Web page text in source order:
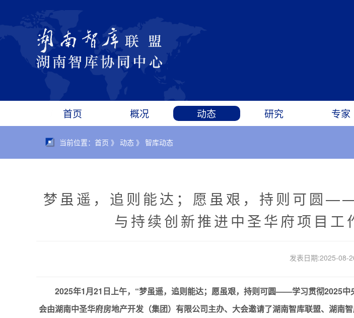
首页 概况 动态 研究 专家
当前位置：首页 》 动态 》 智库动态
梦虽遥，追则能达；愿虽艰，持则可圆
与持续创新推进中圣华府项目
发表日期:2025-08-
2025年1月21日上午，“梦虽遥，追则能达；愿虽艰，持则可圆——学习贯彻2025
会由湖南中圣华府房地产开发（集团）有限公司主办、大会邀请了湖南智库联盟、湖